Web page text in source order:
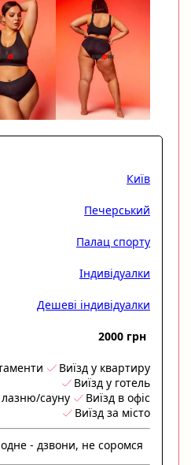
Київ
Печерський
Палац спорту
Індивідуалки
Дешеві індивідуалки
2000 грн
Виїзд у квартиру
Виїзд у готель
лазню/сауну
Виїзд в офіс
Виїзд за місто
- дзвони, не соромся